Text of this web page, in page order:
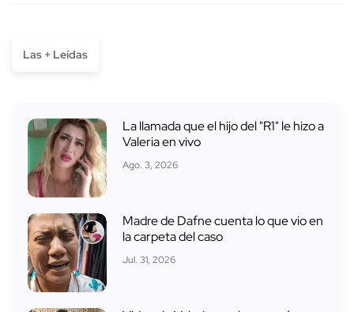
Las + Leídas
La llamada que el hijo del "R1" le hizo a
Valeria en vivo
Ago. 3, 2026
Madre de Dafne cuenta lo que vio en
la carpeta del caso
Jul. 31, 2026